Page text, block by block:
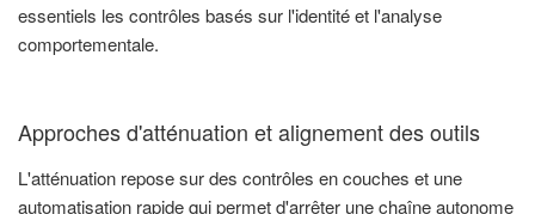
essentiels les contrôles basés sur l'identité et l'analyse
comportementale.
Approches d'atténuation et alignement des outils
L'atténuation repose sur des contrôles en couches et une
automatisation rapide qui permet d'arrêter une chaîne autonome